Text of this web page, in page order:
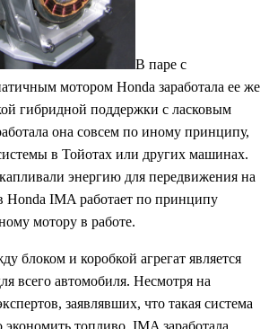
В паре с
мотором Honda заработала ее же
гибридной поддержки с ласковым
она совсем по иному принципу,
в Тойотах или других машинах.
энергию для передвижения на
Honda IMA работает по принципу
мотору в работе.
блоком и коробкой агрегат является
всего автомобиля. Несмотря на
заявлявших, что такая система